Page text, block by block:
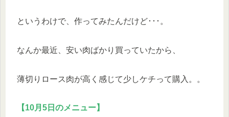
というわけで、作ってみたんだけど･･･。
なんか最近、安い肉ばかり買っていたから、
薄切りロース肉が高く感じて少しケチって購入。。
【10月5日のメニュー】